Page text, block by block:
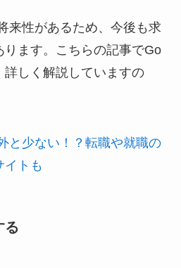
来性があるため、今後も求
ります。こちらの記事でGo
しく解説していますの
と少ない！？転職や就職の
イトも
る